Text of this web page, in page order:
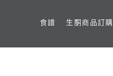
食譜 生酮商品訂購